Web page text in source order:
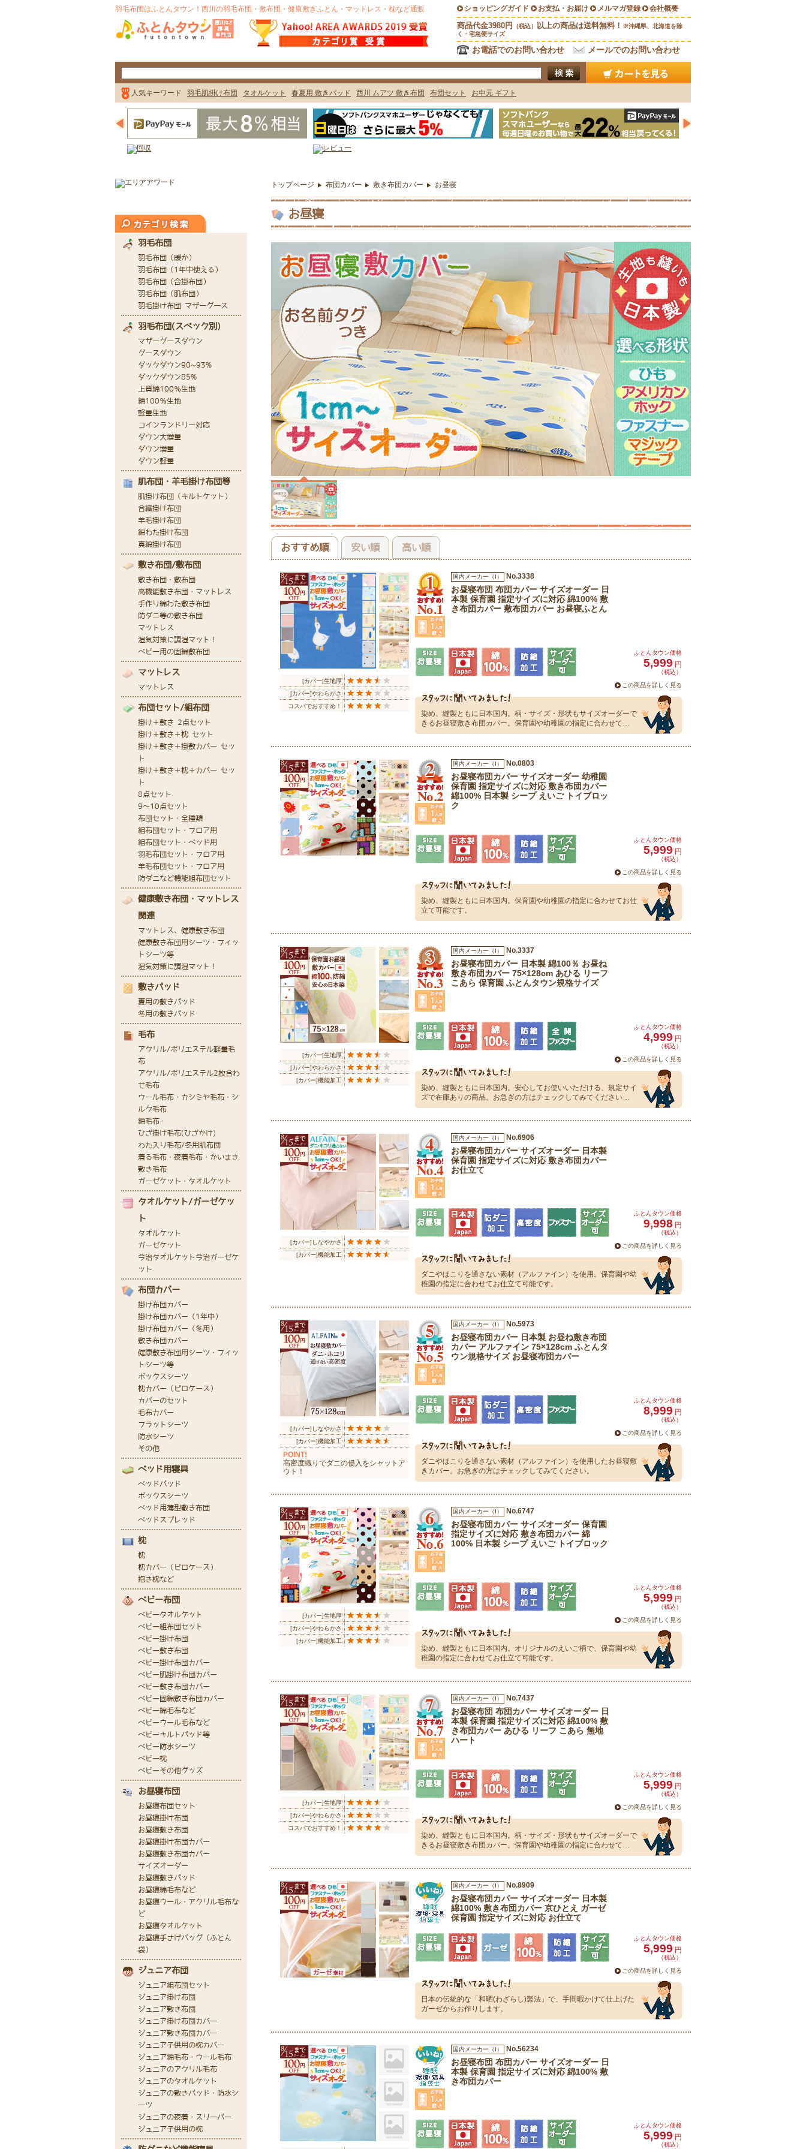
トップページ 布団カバー 敷き布団カバー お昼寝
お昼寝
おすすめ順 安い順 高い順
[カバー]生地厚
[カバー]やわらかさ
コスパでおすすめ！
国内メーカー（I） No.3338
お昼寝布団 布団カバー サイズオーダー 日
本製 保育園 指定サイズに対応 綿100% 敷
き布団カバー 敷布団カバー お昼寝ふとん
ふとんタウン価格
5,999 円
（税込）
この商品を詳しく見る
染め、縫製ともに日本国内。柄・サイズ・形状もサイズオーダーで
きるお昼寝敷き布団カバー。保育園や幼稚園の指定に合わせて…
国内メーカー（I） No.0803
お昼寝布団カバー サイズオーダー 幼稚園
保育園 指定サイズに対応 敷き布団カバー
綿100% 日本製 シープ えいご トイブロッ
ク
ふとんタウン価格
5,999 円
（税込）
この商品を詳しく見る
染め、縫製ともに日本国内。保育園や幼稚園の指定に合わせてお仕
立て可能です。
[カバー]生地厚
[カバー]やわらかさ
[カバー]機能加工
国内メーカー（I） No.3337
お昼寝布団カバー 日本製 綿100％ お昼ね
敷き布団カバー 75×128cm あひる リーフ
こあら 保育園 ふとんタウン規格サイズ
ふとんタウン価格
4,999 円
（税込）
この商品を詳しく見る
染め、縫製ともに日本国内。安心してお使いいただける、規定サイ
ズで在庫ありの商品。お急ぎの方はチェックしてみてください…
[カバー]しなやかさ
[カバー]機能加工
国内メーカー（I） No.6906
お昼寝布団カバー サイズオーダー 日本製
保育園 指定サイズに対応 敷き布団カバー
お仕立て
ふとんタウン価格
9,998 円
（税込）
この商品を詳しく見る
ダニやほこりを通さない素材（アルファイン）を使用。保育園や幼
稚園の指定に合わせてお仕立て可能です。
[カバー]しなやかさ
[カバー]機能加工
POINT!
高密度織りでダニの侵入をシャットア
ウト！
国内メーカー（I） No.5973
お昼寝布団カバー 日本製 お昼ね敷き布団
カバー アルファイン 75×128cm ふとんタ
ウン規格サイズ お昼寝布団カバー
ふとんタウン価格
8,999 円
（税込）
この商品を詳しく見る
ダニやほこりを通さない素材（アルファイン）を使用したお昼寝敷
きカバー。お急ぎの方はチェックしてみてください。
[カバー]生地厚
[カバー]やわらかさ
[カバー]機能加工
国内メーカー（I） No.6747
お昼寝布団カバー サイズオーダー 保育園
指定サイズに対応 敷き布団カバー 綿
100% 日本製 シープ えいご トイブロック
ふとんタウン価格
5,999 円
（税込）
この商品を詳しく見る
染め、縫製ともに日本国内。オリジナルのえいご柄で、保育園や幼
稚園の指定に合わせてお仕立て可能です。
[カバー]生地厚
[カバー]やわらかさ
コスパでおすすめ！
国内メーカー（I） No.7437
お昼寝布団 布団カバー サイズオーダー 日
本製 保育園 指定サイズに対応 綿100% 敷
き布団カバー あひる リーフ こあら 無地
ハート
ふとんタウン価格
5,999 円
（税込）
この商品を詳しく見る
染め、縫製ともに日本国内。柄・サイズ・形状もサイズオーダーで
きるお昼寝敷き布団カバー。保育園や幼稚園の指定に合わせて…
国内メーカー（I） No.8909
お昼寝布団カバー サイズオーダー 日本製
綿100% 敷き布団カバー 京ひとえ ガーゼ
保育園 指定サイズに対応 お仕立て
ふとんタウン価格
5,999 円
（税込）
この商品を詳しく見る
日本の伝統的な「和晒(わざらし)製法」で、手間暇かけて仕上げた
ガーゼからお作りします。
国内メーカー（I） No.56234
お昼寝布団 布団カバー サイズオーダー 日
本製 保育園 指定サイズに対応 綿100% 敷
き布団カバー
ふとんタウン価格
5,999 円
（税込）